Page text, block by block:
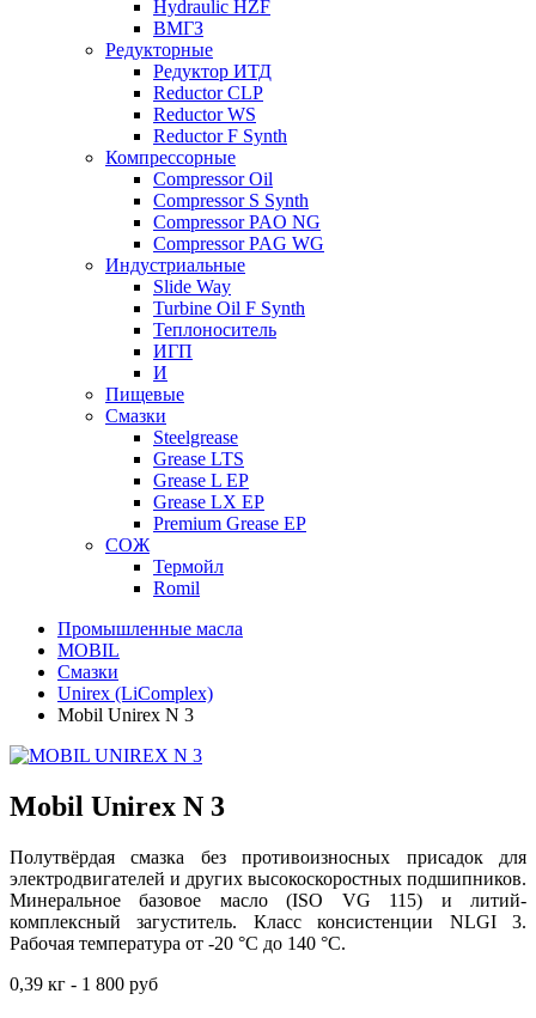
Hydraulic HZF
ВМГЗ
Редукторные
Редуктор ИТД
Reductor CLP
Reductor WS
Reductor F Synth
Компрессорные
Compressor Oil
Compressor S Synth
Compressor PAO NG
Compressor PAG WG
Индустриальные
Slide Way
Turbine Oil F Synth
Теплоноситель
ИГП
И
Пищевые
Смазки
Steelgrease
Grease LTS
Grease L EP
Grease LX EP
Premium Grease EP
СОЖ
Термойл
Romil
Промышленные масла
MOBIL
Смазки
Unirex (LiComplex)
Mobil Unirex N 3
Mobil Unirex N 3
Полутвёрдая смазка без противоизносных присадок для
электродвигателей и других высокоскоростных подшипников.
Минеральное базовое масло (ISO VG 115) и литий-
комплексный загуститель. Класс консистенции NLGI 3.
Рабочая температура от -20 °С до 140 °С.
0,39 кг - 1 800 руб